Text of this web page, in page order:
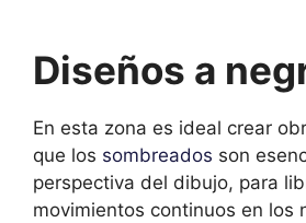
Diseños a
En esta zona es ideal crear
que los sombreados son
perspectiva del dibujo, para
movimientos continuos en los